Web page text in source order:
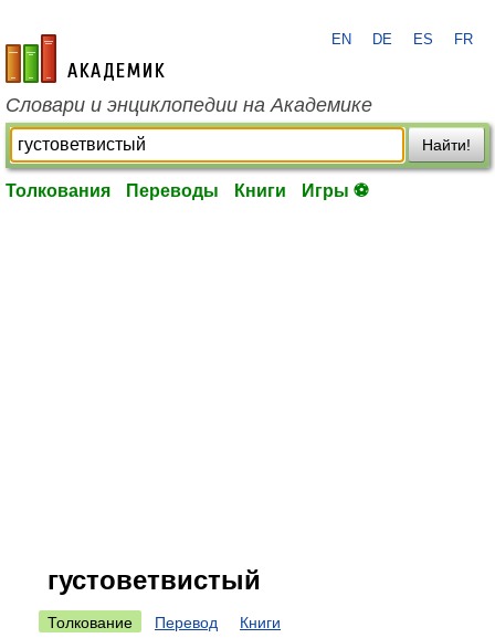
academic.ru
EN DE ES FR
Словари и энциклопедии на Академике
Найти!
Толкования Переводы Книги Игры ⚽
густоветвистый
Толкование Перевод Книги